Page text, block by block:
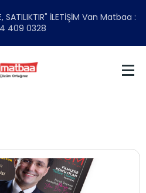
SATILIKTIR" İLETİŞİM Van Matbaa :
409 0328